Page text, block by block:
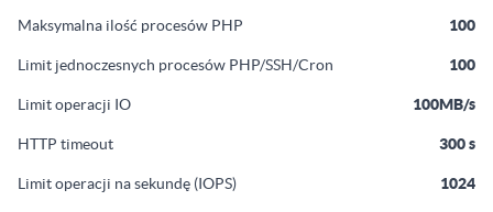
Maksymalna ilość procesów PHP 100
Limit jednoczesnych procesów PHP/SSH/Cron 100
Limit operacji IO 100MB/s
HTTP timeout 300 s
Limit operacji na sekundę (IOPS) 1024